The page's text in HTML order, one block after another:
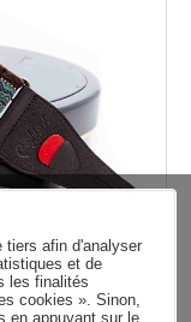
tiers afin d'analyser
et de
les finalités
cookies ». Sinon,
en appuyant sur le